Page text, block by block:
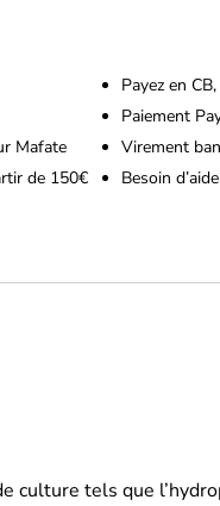
Mafate
de 150€
Payez en
Paiement
Virement
Besoin
culture tels que